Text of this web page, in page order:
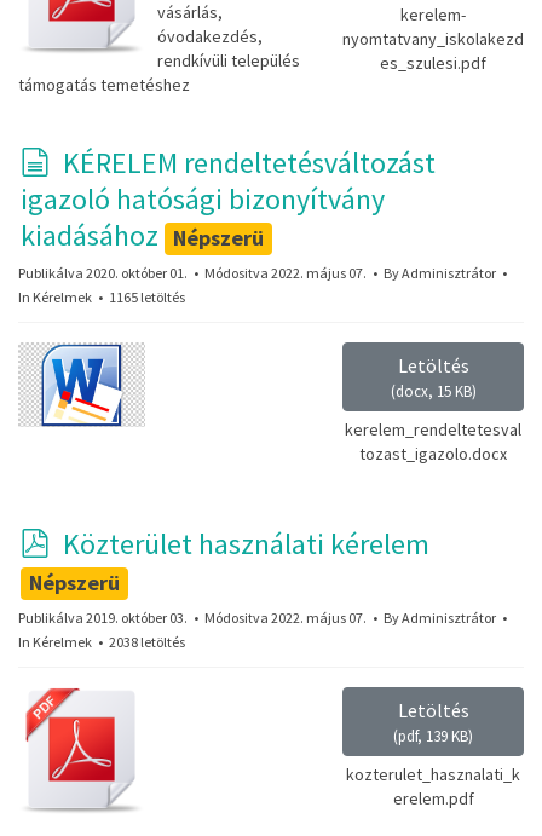
kerelem-
nyomtatvany_iskolakezd
es_szulesi.pdf
vásárlás,
óvodakezdés,
rendkívüli település
támogatás temetéshez
d
o
k
u
m
e
n
t
KÉRELEM rendeltetésváltozást
igazoló hatósági bizonyítvány
kiadásához
Népszerü
Publikálva 2020. október 01. Módositva 2022. május 07. ByAdminisztrátor
In Kérelmek 1165 letöltés
Letöltés
(docx, 15 KB)
kerelem_rendeltetesval
tozast_igazolo.docx
p
d
f
Közterület használati kérelem
Népszerü
Publikálva 2019. október 03. Módositva 2022. május 07. ByAdminisztrátor
In Kérelmek 2038 letöltés
Letöltés
(pdf, 139 KB)
kozterulet_hasznalati_k
erelem.pdf